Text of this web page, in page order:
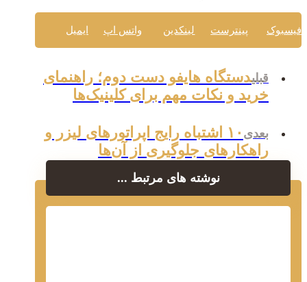
فیسبوک پینترست لینکدین واتس اپ ایمیل
قبلیدستگاه هایفو دست دوم؛ راهنمای
خرید و نکات مهم برای کلینیک‌ها
بعدی
۱۰ اشتباه رایج اپراتورهای لیزر و
راهکارهای جلوگیری از آن‌ها
نوشته های مرتبط ...